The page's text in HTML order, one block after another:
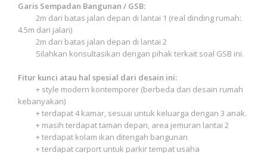
Garis Sempadan Bangunan / GSB:
2m dari batas jalan depan di lantai 1 (real dinding rumah:
4.5m dari jalan)
2m dari batas jalan depan di lantai 2
Silahkan konsultasikan dengan pihak terkait soal GSB ini.
Fitur kunci atau hal spesial dari desain ini:
+ style modern kontemporer (berbeda dari desain rumah
kebanyakan)
+ terdapat 4 kamar, sesuai untuk keluarga dengan 3 anak.
+ masih terdapat taman depan, area jemuran lantai 2
+terdapat kolam ikan ditengah bangunan
+ terdapat carport untuk parkir tempat usaha